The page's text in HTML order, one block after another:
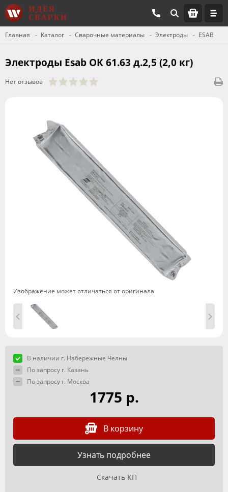
Главная Каталог Сварочные материалы Электроды ESAB
Электроды Esab ОК 61.63 д.2,5 (2,0 кг)
Нет отзывов
Изображение может отличаться от оригинала
В наличии г. Набережные Челны
По запросу г. Казань
По запросу г. Москва
1775 р.
В корзину
Узнать подробнее
Скачать КП